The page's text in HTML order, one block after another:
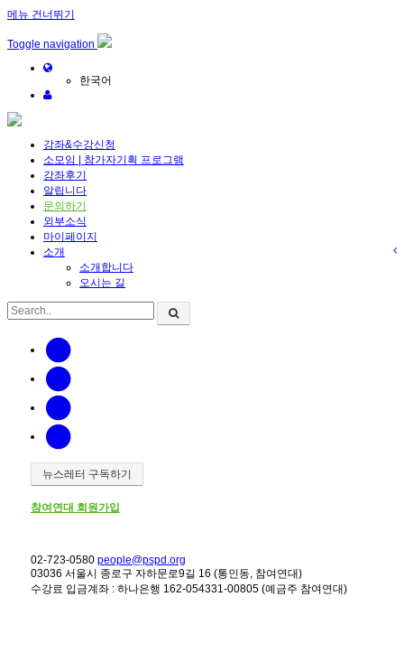
메뉴 건너뛰기
Toggle navigation
한국어
강좌&수강신청
소모임 | 참가자기획 프로그램
강좌후기
알립니다
문의하기
외부소식
마이페이지
소개
소개합니다
오시는 길
뉴스레터 구독하기
참여연대 회원가입
02-723-0580 people@pspd.org
03036 서울시 종로구 자하문로9길 16 (통인동, 참여연대)
수강료 입금계좌 : 하나은행 162-054331-00805 (예금주 참여연대)